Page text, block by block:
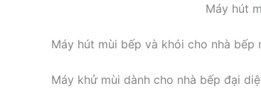
Máy hút
Máy hút mùi bếp và khói cho nhà bếp
Máy khử mùi dành cho nhà bếp đại